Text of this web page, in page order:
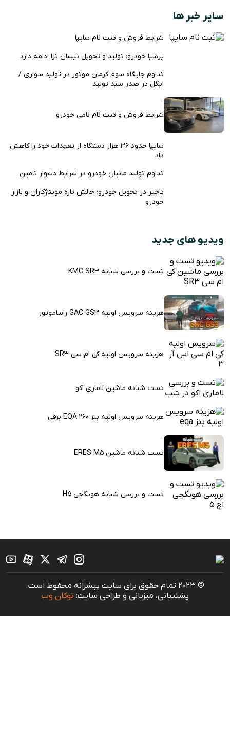
سایر خبر ها
شرایط فروش و ثبت نام سایپا
پرشیا خودرو: تولید و تحویل نیسان ترا ادامه دارد
تداوم جایگاه سوم کرمان موتور در تولید سواری /
ایگل در صدر سبد تولید
شرایط فروش و ثبت نام نامی خودرو
سایپا حدود ۳۶ هزار دستگاه از تعهدات خود را کاهش
داد
تداوم تولید مانیان خودرو در شرایط دشوار تامین
تاخیر در تحویل خودرو؛ چالش تازه مونتاژکاران و بازار
خودرو
ویدیو های جدید
تست و بررسی شبانه KMC SR3
هزینه سرویس اولیه GAC GS3 راساموتور
هزینه سرویس اولیه کی ام سی SR3
تست شبانه ماشین لاماری اکو
هزینه سرویس اولیه بنز EQA 260 برقی
تست شبانه ماشین ERES M5
تست و بررسی شبانه هونگچی H5
© 2023 تمام حقوق برای سایت پیشرانه محفوظ است.
پشتیبانی، میزبانی و طراحی سایت: توکان وب